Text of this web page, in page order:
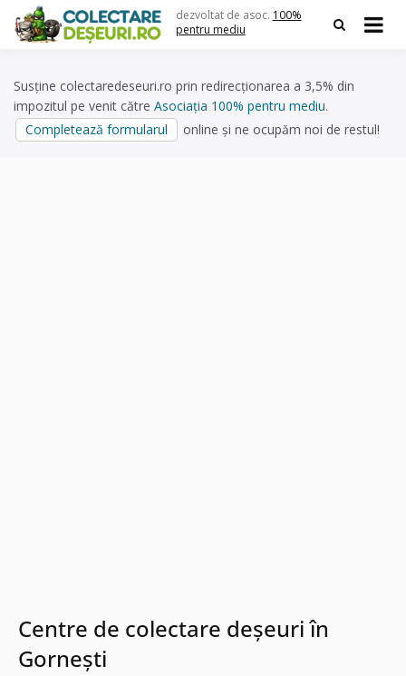
content
dezvoltat de asoc. 100%
pentru mediu
Susține colectaredeseuri.ro prin redirecționarea a 3,5% din
impozitul pe venit către Asociația 100% pentru mediu.
Completează formularul
online și ne ocupăm noi de restul!
Centre de colectare deșeuri în
Gornești